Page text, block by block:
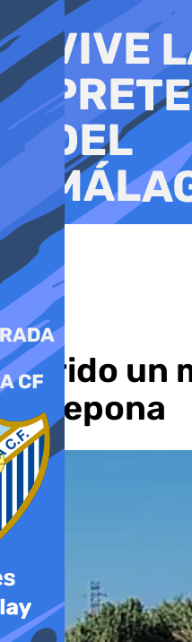
al
contenido
Herido un
Estepona